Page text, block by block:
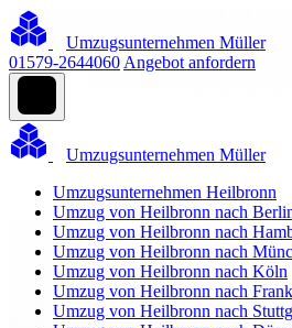
Umzugsunternehmen Müller
01579-2644060 Angebot anfordern
Umzugsunternehmen Müller
Umzugsunternehmen Heilbronn
Umzug von Heilbronn nach
Umzug von Heilbronn nach
Umzug von Heilbronn nach
Umzug von Heilbronn nach Köln
Umzug von Heilbronn nach
Umzug von Heilbronn nach